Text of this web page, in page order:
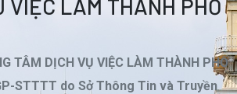
VIỆC LÀM THÀNH PHỐ
TÂM DỊCH VỤ VIỆC LÀM THÀNH PHỐ
STTTT do Sở Thông Tin và Truyền